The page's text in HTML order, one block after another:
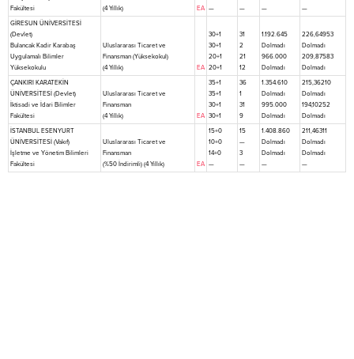
Fakültesi
(4 Yıllık)
EA —
—
—
—
GİRESUN ÜNİVERSİTESİ
(Devlet)
Bulancak Kadir Karabaş
Uygulamalı Bilimler
Yüksekokulu
Uluslararası Ticaret ve
Finansman (Yüksekokul)
(4 Yıllık)
EA
30+1
30+1
20+1
20+1
31
2
21
12
1.192.645
Dolmadı
966.000
Dolmadı
226,64953
Dolmadı
209,87583
Dolmadı
ÇANKIRI KARATEKİN
ÜNİVERSİTESİ (Devlet)
İktisadi ve İdari Bilimler
Fakültesi
Uluslararası Ticaret ve
Finansman
(4 Yıllık)
EA
35+1
35+1
30+1
30+1
36
1
31
9
1.354.610
Dolmadı
995.000
Dolmadı
215,36210
Dolmadı
194,10252
Dolmadı
İSTANBUL ESENYURT
ÜNİVERSİTESİ (Vakıf)
İşletme ve Yönetim Bilimleri
Fakültesi
Uluslararası Ticaret ve
Finansman
(%50 İndirimli) (4 Yıllık)
EA
15+0
10+0
14+0
—
15
—
3
—
1.408.860
Dolmadı
Dolmadı
—
211,46311
Dolmadı
Dolmadı
—